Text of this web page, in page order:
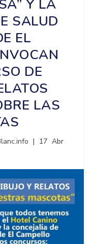
Y LA
SALUD
EL
DE
LAS
| 17 Abr